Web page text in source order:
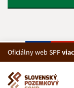
Oficiálny web SPFviac